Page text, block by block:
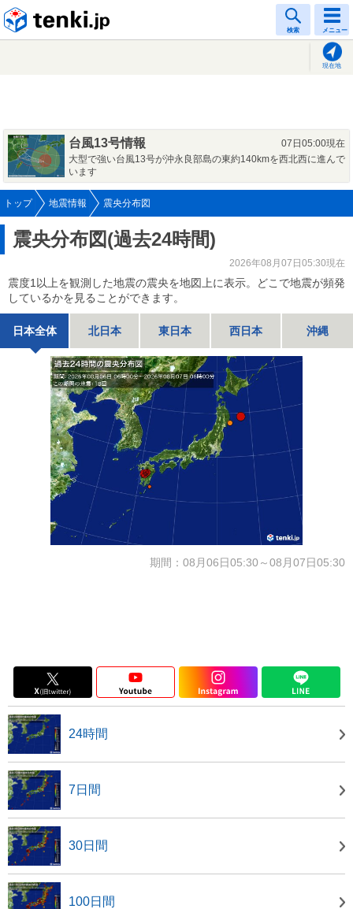
検索 メニュー
現在地
台風13号情報
07日05:00現在
大型で強い台風13号が沖永良部島の東約140kmを西北西に進んで
います
トップ 地震情報 震央分布図
震央分布図(過去24時間)
2026年08月07日05:30現在
震度1以上を観測した地震の震央を地図上に表示。どこで地震が頻発
しているかを見ることができます。
日本全体 北日本 東日本 西日本 沖縄
期間：08月06日05:30～08月07日05:30
24時間
7日間
30日間
100日間